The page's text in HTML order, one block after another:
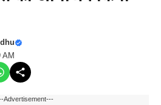
AM
Advertisement---